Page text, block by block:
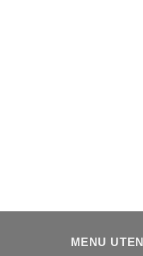
MENU